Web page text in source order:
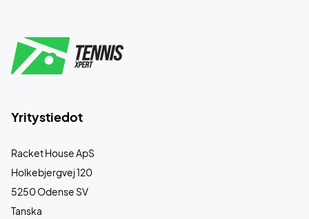
Yritystiedot
Racket House ApS
Holkebjergvej 120
5250 Odense SV
Tanska